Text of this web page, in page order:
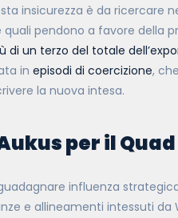
insicurezza è da ricercare
pendono a favore della
di un terzo del totale
in episodi di coercizione,
la nuova intesa.
per il Quad
influenza
e allineamenti intessuti